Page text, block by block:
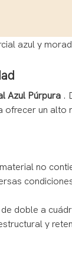
Azul Púrpura .
un alto
no
doble a
y